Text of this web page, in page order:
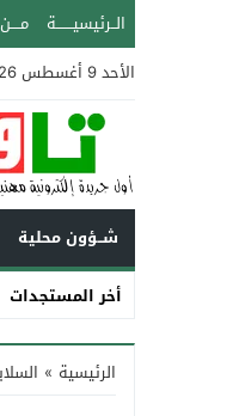
الــرئيسيـــــــة
الأحد 9 أغسطس 2026 - 10:22 صباحًا
شــؤون محلية
أخر المستجدات
الرئيسية »